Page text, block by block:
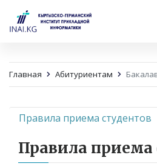
Главная Абитуриентам
Правила приема студентов
Правила приема